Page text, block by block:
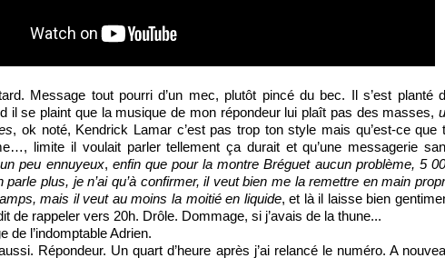
Message tout pourri d’un mec, plutôt pincé du bec. Il s’est planté
il se plaint que la musique de mon répondeur lui plaît pas des masses,
, ok noté, Kendrick Lamar c’est pas trop ton style mais qu’est-ce que
limite il voulait parler tellement ça durait et qu’une messagerie
peu ennuyeux, enfin que pour la montre Bréguet aucun problème, 5
parle plus, je n’ai qu’à confirmer, il veut bien me la remettre en main
mais il veut au moins la moitié en liquide, et là il laisse bien
de rappeler vers 20h. Drôle. Dommage, si j’avais de la thune...
de l’indomptable Adrien.
Répondeur. Un quart d’heure après j’ai relancé le numéro. A